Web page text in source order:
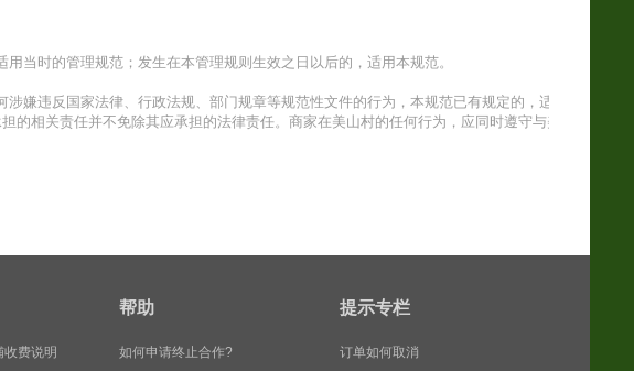
当时的管理规范；发生在本管理规则生效之日以后的，适用本规范。
嫌违反国家法律、行政法规、部门规章等规范性文件的行为，本规范已有规定的，适用
相关责任并不免除其应承担的法律责任。商家在美山村的任何行为，应同时遵守与美
费说明
帮助
如何申请终止合作?
提示专栏
订单如何取消